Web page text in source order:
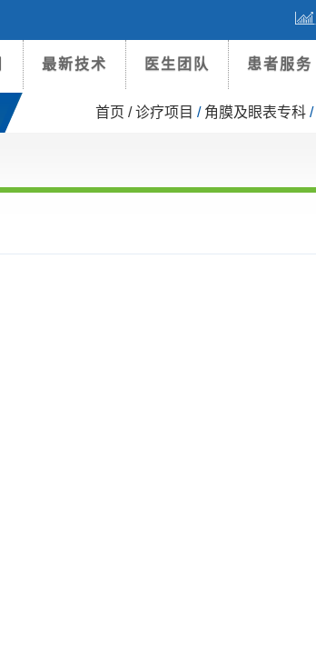
最新技术 医生团队 患者服务
首页 / 诊疗项目 / 角膜及眼表专科 /